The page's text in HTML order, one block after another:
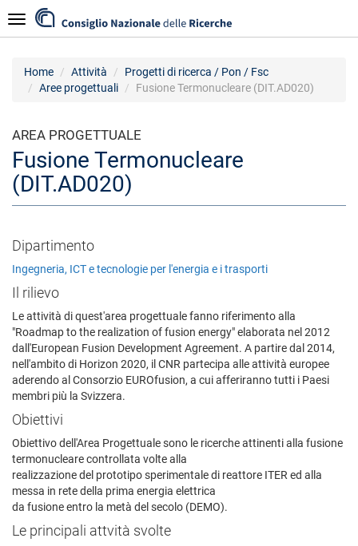
al
contenuto
Navigazione
Home Attività
Progetti di ricerca / Pon / Fsc
Aree progettuali
Fusione Termonucleare (DIT.AD020)
AREA PROGETTUALE
Fusione Termonucleare
(DIT.AD020)
Dipartimento
Ingegneria, ICT e tecnologie per l'energia e i trasporti
Il rilievo
Le attività di quest'area progettuale fanno riferimento alla
"Roadmap to the realization of fusion energy" elaborata nel 2012
dall'European Fusion Development Agreement. A partire dal 2014,
nell'ambito di Horizon 2020, il CNR partecipa alle attività europee
aderendo al Consorzio EUROfusion, a cui afferiranno tutti i Paesi
membri più la Svizzera.
Obiettivi
Obiettivo dell'Area Progettuale sono le ricerche attinenti alla fusione
termonucleare controllata volte alla
realizzazione del prototipo sperimentale di reattore ITER ed alla
messa in rete della prima energia elettrica
da fusione entro la metà del secolo (DEMO).
Le principali attvità svolte